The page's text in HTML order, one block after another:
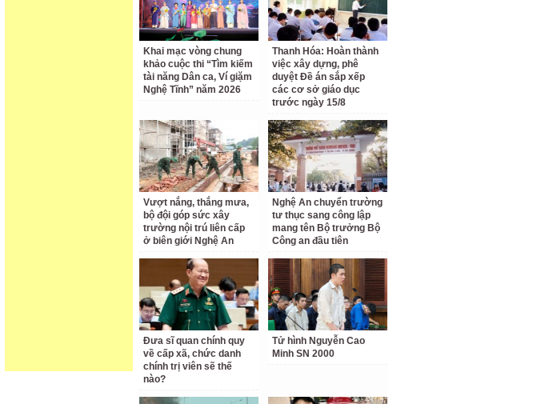
Khai mạc vòng chung
khảo cuộc thi “Tìm kiếm
tài năng Dân ca, Ví giặm
Nghệ Tĩnh” năm 2026
Thanh Hóa: Hoàn thành
việc xây dựng, phê
duyệt Đề án sắp xếp
các cơ sở giáo dục
trước ngày 15/8
Vượt nắng, thắng mưa,
bộ đội góp sức xây
trường nội trú liên cấp
ở biên giới Nghệ An
Nghệ An chuyển trường
tư thục sang công lập
mang tên Bộ trưởng Bộ
Công an đầu tiên
Đưa sĩ quan chính quy
về cấp xã, chức danh
chính trị viên sẽ thế
nào?
Tử hình Nguyễn Cao
Minh SN 2000